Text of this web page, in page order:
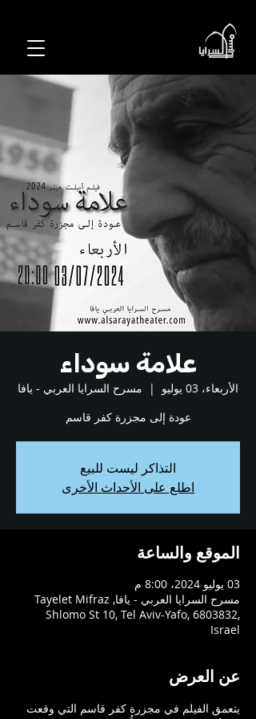
علامة سوداء
الأربعاء، 03 يوليو
  |
مسرح السرايا العربي - يافا
عودة إلى مجزرة كفر قاسم
التذاكر ليست للبيع
اطلع على الأحداث الأخرى
الموقع والساعة
03 يوليو 2024، 8:00 م
مسرح السرايا العربي - يافا, Tayelet Mifraz
Shlomo St 10, Tel Aviv-Yafo, 6803832,
Israel
عن العرض
يتعمق الفيلم في مجزرة كفر قاسم التي وقعت